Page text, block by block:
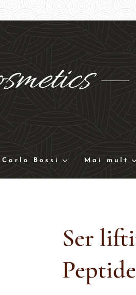
Carlo Bossi Mai mult
Ser
Peptide